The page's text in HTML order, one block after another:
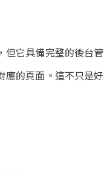
它具備完整的後台
的頁面。這不只是